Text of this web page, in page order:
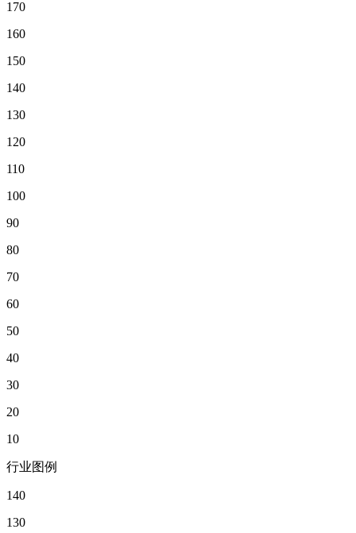
170
160
150
140
130
120
110
100
90
80
70
60
50
40
30
20
10
行业图例
140
130